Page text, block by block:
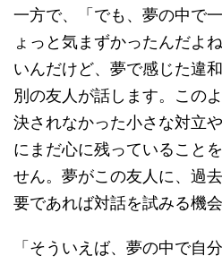
一方で、「でも、夢の中で
ょっと気まずかったんだよ
いんだけど、夢で感じた違
別の友人が話します。この
決されなかった小さな対立
にまだ心に残っていること
せん。夢がこの友人に、過
要であれば対話を試みる機
「そういえば、夢の中で自